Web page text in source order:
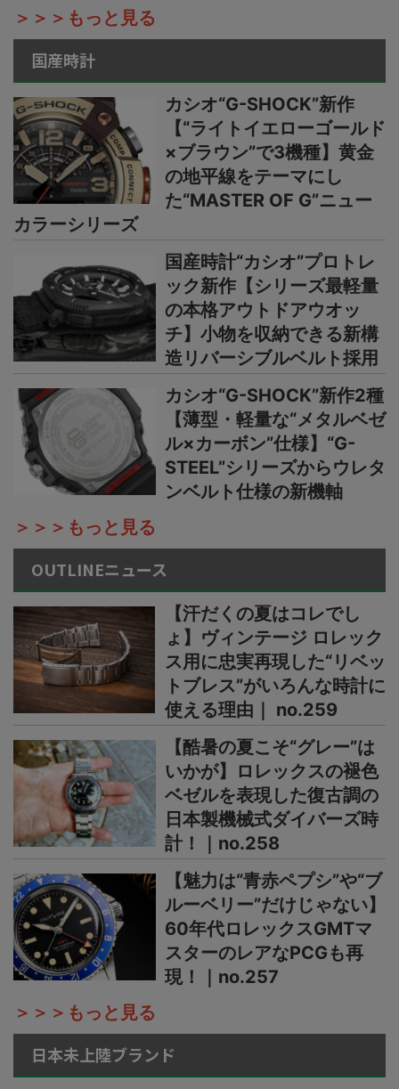
＞＞＞もっと見る
国産時計
カシオ“G-SHOCK”新作
【“ライトイエローゴールド
×ブラウン”で3機種】黄金
の地平線をテーマにし
た“MASTER OF G”ニュー
カラーシリーズ
国産時計“カシオ”プロトレ
ック新作【シリーズ最軽量
の本格アウトドアウオッ
チ】小物を収納できる新構
造リバーシブルベルト採用
カシオ“G-SHOCK”新作2種
【薄型・軽量な“メタルベゼ
ル×カーボン”仕様】“G-
STEEL”シリーズからウレタ
ンベルト仕様の新機軸
＞＞＞もっと見る
OUTLINEニュース
【汗だくの夏はコレでし
ょ】ヴィンテージ ロレック
ス用に忠実再現した“リベッ
トブレス”がいろんな時計に
使える理由｜ no.259
【酷暑の夏こそ“グレー”は
いかが】ロレックスの褪色
ベゼルを表現した復古調の
日本製機械式ダイバーズ時
計！｜no.258
【魅力は“青赤ペプシ”や“ブ
ルーベリー”だけじゃない】
60年代ロレックスGMTマ
スターのレアなPCGも再
現！｜no.257
＞＞＞もっと見る
日本未上陸ブランド